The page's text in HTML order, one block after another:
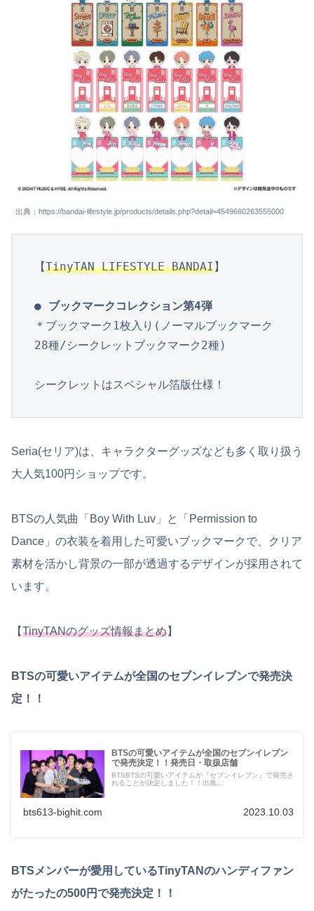
出典：https://bandai-lifestyle.jp/products/details.php?detail=4549660263555000
【TinyTAN LIFESTYLE BANDAI】
● ブックマークコレクション第4弾
＊ブックマーク1枚入り(ノーマルブックマーク
28種/シークレットブックマーク2種)
シークレットはスペシャル箔版仕様！
Seria(セリア)は、キャラクターグッズなども多く取り扱う
大人気100円ショップです。
BTSの人気曲「Boy With Luv」と「Permission to
Dance」の衣装を着用した可愛いブックマークで、クリア
素材を活かし背景の一部が透過するデザインが採用されて
います。
【TinyTANのグッズ情報まとめ】
BTSの可愛いアイテムが全国のセブンイレブンで発売決
定！！
BTSの可愛いアイテムが全国のセブンイレブン
で発売決定！！発売日・取扱店舗
BTSBTSの可愛いアイテムが『セブンイレブン』で発売さ
れることが決定しました！！出典...
bts613-bighit.com 2023.10.03
BTSメンバーが愛用しているTinyTANのハンディファン
がたったの500円で発売決定！！